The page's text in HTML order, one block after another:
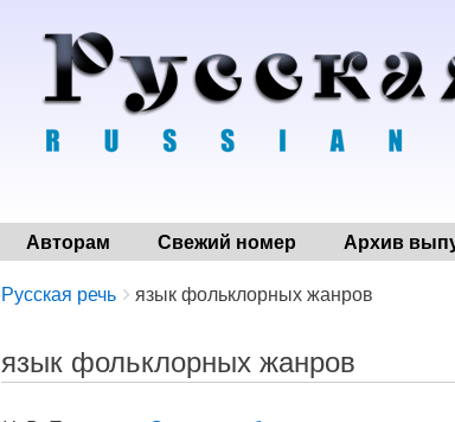
Авторам Свежий номер Архив
Breadcrumbs
You
here:
Русская речь язык фольклорных жанров
язык фольклорных жанров